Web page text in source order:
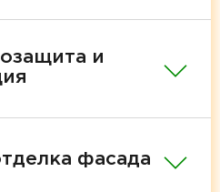
и
фасада